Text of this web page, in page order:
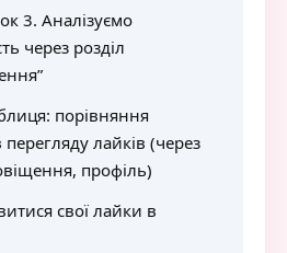
3. Аналізуємо
через розділ
порівняння
перегляду лайків (через
профіль)
свої лайки в